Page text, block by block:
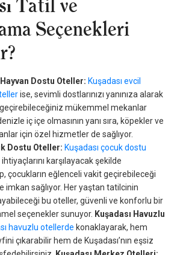
Tatil ve
Seçenekleri
Hayvan Dostu Oteller: Kuşadası evcil
ise, sevimli dostlarınızı yanınıza alarak
mükemmel mekanlar
iç içe olmasının yanı sıra, köpekler ve
için özel hizmetler de sağlıyor.
Dostu Oteller: Kuşadası çocuk dostu
karşılayacak şekilde
çocukların eğlenceli vakit geçirebileceği
imkan sağlıyor. Her yaştan tatilcinin
bu oteller, güvenli ve konforlu bir
seçenekler sunuyor. Kuşadası Havuzlu
havuzlu otellerde konaklayarak, hem
çıkarabilir hem de Kuşadası’nın eşsiz